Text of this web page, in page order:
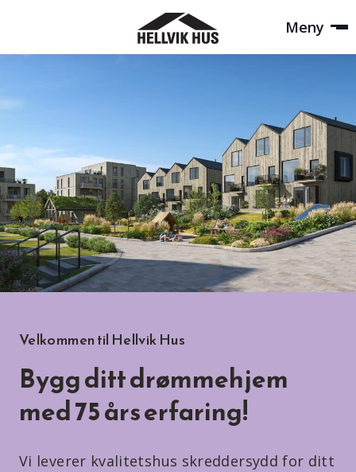
Meny
Velkommen til Hellvik Hus
Bygg ditt drømmehjem
med 75 års erfaring!
Vi leverer kvalitetshus skreddersydd for ditt